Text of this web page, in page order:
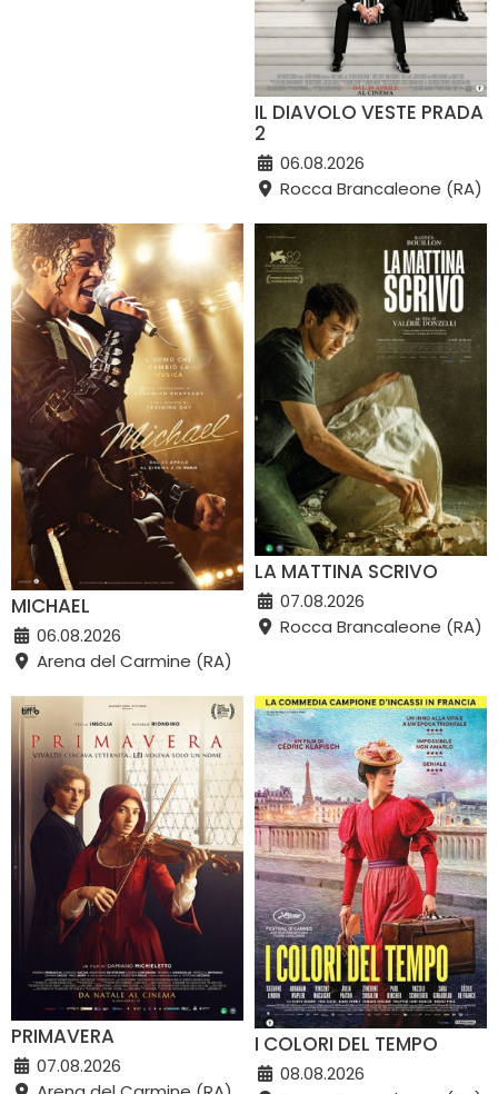
IL DIAVOLO VESTE PRADA
2
06.08.2026
Rocca Brancaleone (RA)
MICHAEL
06.08.2026
Arena del Carmine (RA)
LA MATTINA SCRIVO
07.08.2026
Rocca Brancaleone (RA)
PRIMAVERA
07.08.2026
I COLORI DEL TEMPO
08.08.2026